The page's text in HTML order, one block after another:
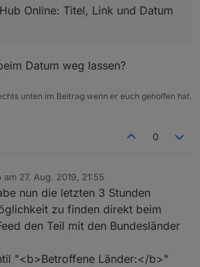
hier.... Meinst Du man könnte
? dass z.b. das Vegane Zeug
wirft beim ersten starten
Fehler, da er wg. der vielen
schnell genug hinterher kommt diese
schon Daten schreiben möchte. Muss
work a round: skript stoppen und
starten.
alleDatenpunkte löschen. Am besten im
temporär kopieren,
hinein kopieren/überschreiben und
User-Block wieder überschreiben.
sich das conden :)
Online: Titel, Link und Datum
Datum weg lassen?
unten im Beitrag wenn er euch geholfen hat.
0
am 27. Aug. 2019, 21:55
von
nun die letzten 3 Stunden
zu finden direkt beim
den Teil mit den Bundesländer
"<b>Betroffene Länder:</b>"